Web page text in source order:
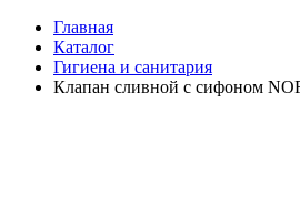
Главная
Каталог
Гигиена и санитария
Клапан сливной с сифоном